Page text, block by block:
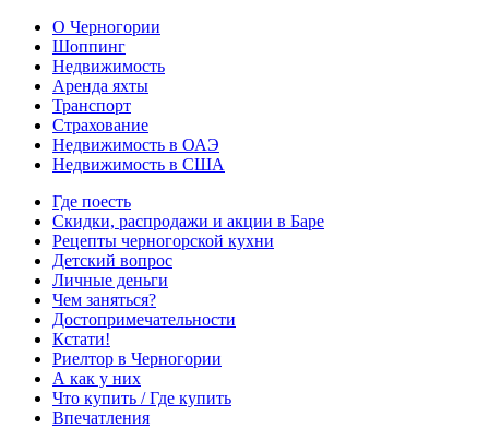
О Черногории
Шоппинг
Недвижимость
Аренда яхты
Транспорт
Страхование
Недвижимость в ОАЭ
Недвижимость в США
Где поесть
Скидки, распродажи и акции в Баре
Рецепты черногорской кухни
Детский вопрос
Личные деньги
Чем заняться?
Достопримечательности
Кстати!
Риелтор в Черногории
А как у них
Что купить / Где купить
Впечатления